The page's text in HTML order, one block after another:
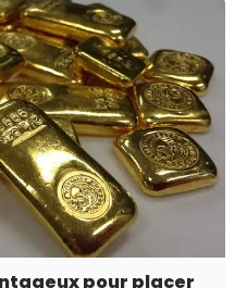
pour placer